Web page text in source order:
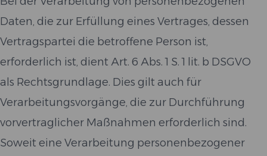
Daten, die zur Erfüllung eines Vertrages, dessen
Vertragspartei die betroffene Person ist,
erforderlich ist, dient Art. 6 Abs. 1 S. 1 lit. b DSGVO
als Rechtsgrundlage. Dies gilt auch für
Verarbeitungsvorgänge, die zur Durchführung
vorvertraglicher Maßnahmen erforderlich sind.
Soweit eine Verarbeitung personenbezogener